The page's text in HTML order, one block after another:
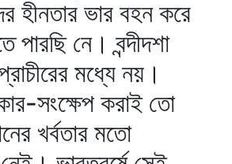
হীনতার ভার বহন করে
নে। বন্দীদশা
মধ্যে নয়।
সংক্ষেপ করাই তো
খর্বতার মতো